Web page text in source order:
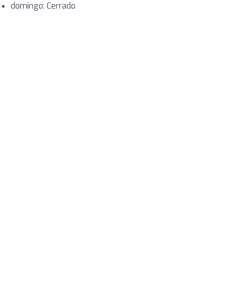
domingo: Cerrado